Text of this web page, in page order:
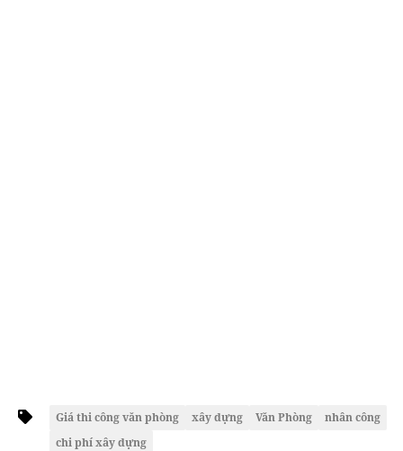
Giá thi công văn phòng xây dựng Văn Phòng
nhân công
chi phí xây dựng